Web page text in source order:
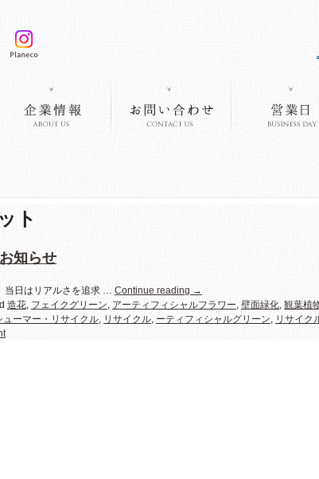
ト
知らせ
当日はリアルさを追求 … Continue reading →
造花, フェイクグリーン, アーティフィシャルフラワー, 壁面緑化, 観葉植
ューマー・リサイクル, リサイクル, ーティフィシャルグリーン, リサイク